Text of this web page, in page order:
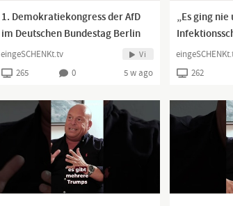
1. Demokratiekongress der AfD
im Deutschen Bundestag Berlin
eingeSCHENKt.tv Vi
265 0 5 w ago
„Es ging nie
Dr. Martin
262